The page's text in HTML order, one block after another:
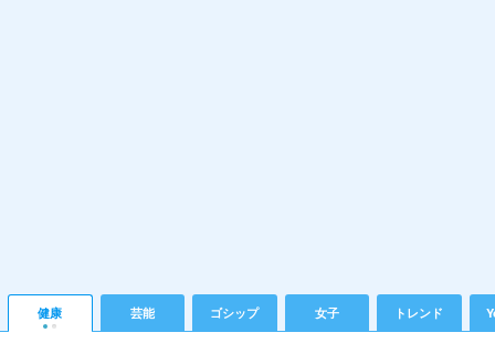
健康 芸能 ゴシップ 女子 トレンド